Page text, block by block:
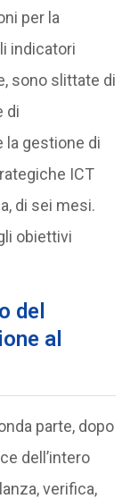
per la
indicatori
sono slittate di
di
la gestione di
ICT
di sei mesi.
obiettivi
del
al
parte, dopo
dell’intero
verifica,